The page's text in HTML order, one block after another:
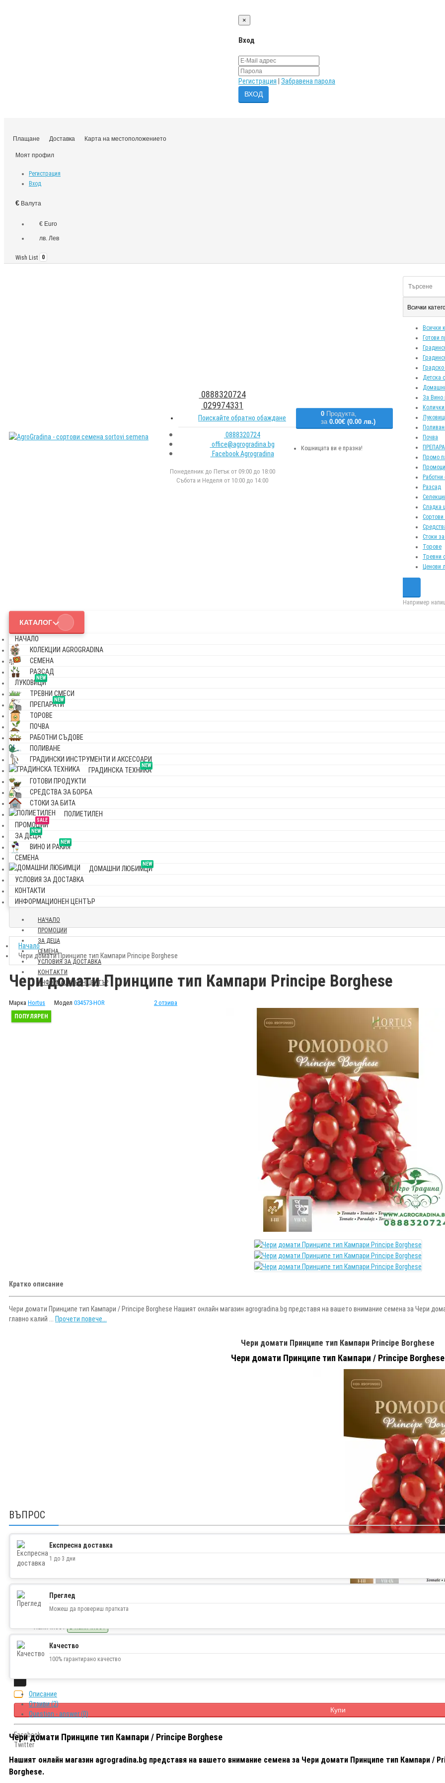
×
Вход
Регистрация Забравена парола
Плащане Доставка Карта на местоположението
Моят профил
Регистрация
Вход
€ Валута
€ Euro
лв. Лев
Wish List 0
0888320724
029974331
Поискайте обратно обаждане
0888320724
office@agrogradina.bg
Facebook Agrogradina
Понеделник до Петък от 09:00 до 18:00
Събота и Неделя от 10:00 до 14:00
0 Продукта,
за 0.00€ (0.00 лв.)
Кошницата ви е празна!
Всички
Всички
Готови
Детска
За Вино
Почва
Промо
Разсад
Сладка
Стоки
Торове
Тревни
Ценови
Например
КАТАЛОГ
НАЧАЛО
КОЛЕКЦИИ AGROGRADINA
СЕМЕНА
РАЗСАД
NEW
ЛУКОВИЦИ
ТРЕВНИ СМЕСИ
NEW
ПРЕПАРАТИ
ТОРОВЕ
ПОЧВА
РАБОТНИ СЪДОВЕ
ПОЛИВАНЕ
ГРАДИНСКИ ИНСТРУМЕНТИ И АКСЕСОАРИ
NEW
ГРАДИНСКА ТЕХНИКА
ГОТОВИ ПРОДУКТИ
СРЕДСТВА ЗА БОРБА
СТОКИ ЗА БИТА
ПОЛИЕТИЛЕН
SALE
ПРОМОЦИИ
NEW
ЗА ДЕЦА
NEW
ВИНО И РАКИЯ
СЕМЕНА
NEW
ДОМАШНИ ЛЮБИМЦИ
УСЛОВИЯ ЗА ДОСТАВКА
КОНТАКТИ
ИНФОРМАЦИОНЕН ЦЕНТЪР
НАЧАЛО
ПРОМОЦИИ
ЗА ДЕЦА
СЕМЕНА
УСЛОВИЯ ЗА ДОСТАВКА
КОНТАКТИ
ИНФОРМАЦИОНЕН ЦЕНТЪР
Начало
Чери домати Принципе тип Кампари Principe Borghese
Чери домати Принципе тип Кампари Principe Borghese
Марка Hortus Модел 034573-HOR 2 отзива
ПОПУЛЯРЕН
Кратко описание
Чери домати Принципе тип Кампари / Principe Borghese Нашият онлайн магазин agrogradina.bg представя на вашето внимание семена за Чери
главно калий ... Прочети повече...
Чери домати Принципе тип Кампари Principe Borghese
Чери домати Принципе тип Кампари / Principe Borghese
1.23€ (2.41 лв.)
Наличност В наличност
Купи
Facebook
Twitter
ВЪПРОС
Експресна доставка
1 до 3 дни
Преглед
Можеш да провериш пратката
Качество
100% гарантирано качество
Описание
Отзиви (2)
Question - answer (0)
Чери домати Принципе тип Кампари / Principe Borghese
Нашият онлайн магазин agrogradina.bg представя на вашето внимание семена за Чери домати Принципе тип Кампари /
Borghese.